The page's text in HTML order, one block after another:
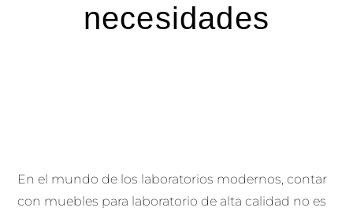
necesidades
En el mundo de los laboratorios modernos, contar
con muebles para laboratorio de alta calidad no es